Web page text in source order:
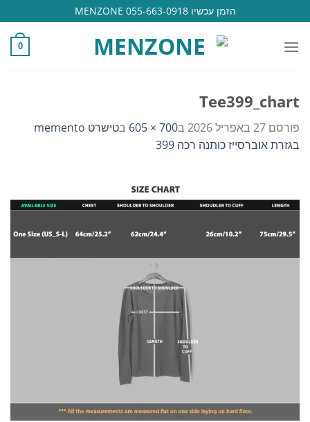
to
content
הזמן עכשיו 055-663-0918 MENZONE
0
Tee399_chart
פורסם 27 באפריל 2026 ב700 × 605 ב
טישרט memento
בגזרת אוברסייז כותנה רכה 399